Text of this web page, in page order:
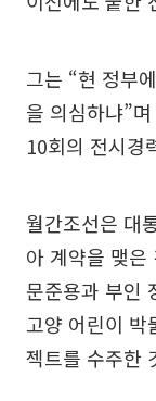
그는 “현 정부
을 의심하냐”
10회의 전시경
월간조선은 대
아 계약을 맺은
문준용과 부인
고양 어린이 박
젝트를 수주한